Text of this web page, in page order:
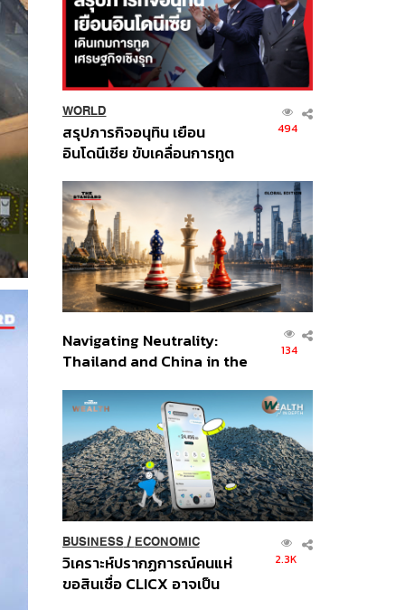
WORLD
สรุปภารกิจอนุทิน เยือน
อินโดนีเซีย ขับเคลื่อนการทูต
ส่วนยุทธศาสตร์ไทย –
อินโดนีเซีย
494
Navigating Neutrality:
Thailand and China in the
Order
134
BUSINESS/ ECONOMIC
วิเคราะห์ปรากฏการณ์คนแห่
ขอสินเชื่อ CLICX อาจเป็น
2.3K